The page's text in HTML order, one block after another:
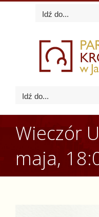
Idź do...
Idź do...
Wieczór
maja,